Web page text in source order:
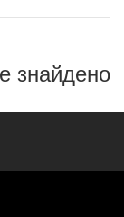
знайдено